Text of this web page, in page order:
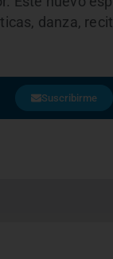
danza,
Suscribirme